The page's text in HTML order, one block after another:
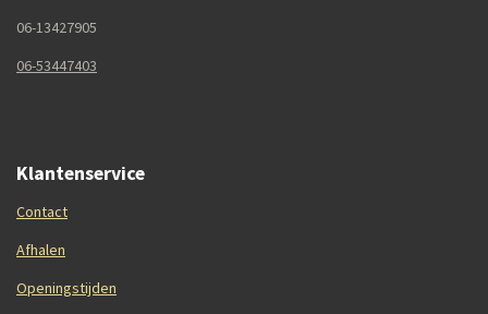
06-13427905
06-53447403
Klantenservice
Contact
Afhalen
Openingstijden